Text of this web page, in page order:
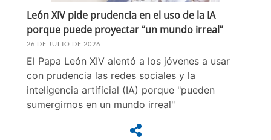
León XIV pide prudencia en el uso de la IA
porque puede proyectar “un mundo irreal”
26 DE JULIO DE 2026
El Papa León XIV alentó a los jóvenes a usar
con prudencia las redes sociales y la
inteligencia artificial (IA) porque "pueden
sumergirnos en un mundo irreal"